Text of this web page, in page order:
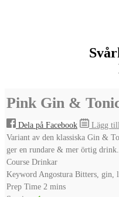
Pink Gin &
Dela på Facebook
Lägg
Variant av den klassiska Gin &
ger en rundare & mer örtig drink.
Course Drinkar
Keyword Angostura Bitters, gin,
Prep Time 2 minutes
mins